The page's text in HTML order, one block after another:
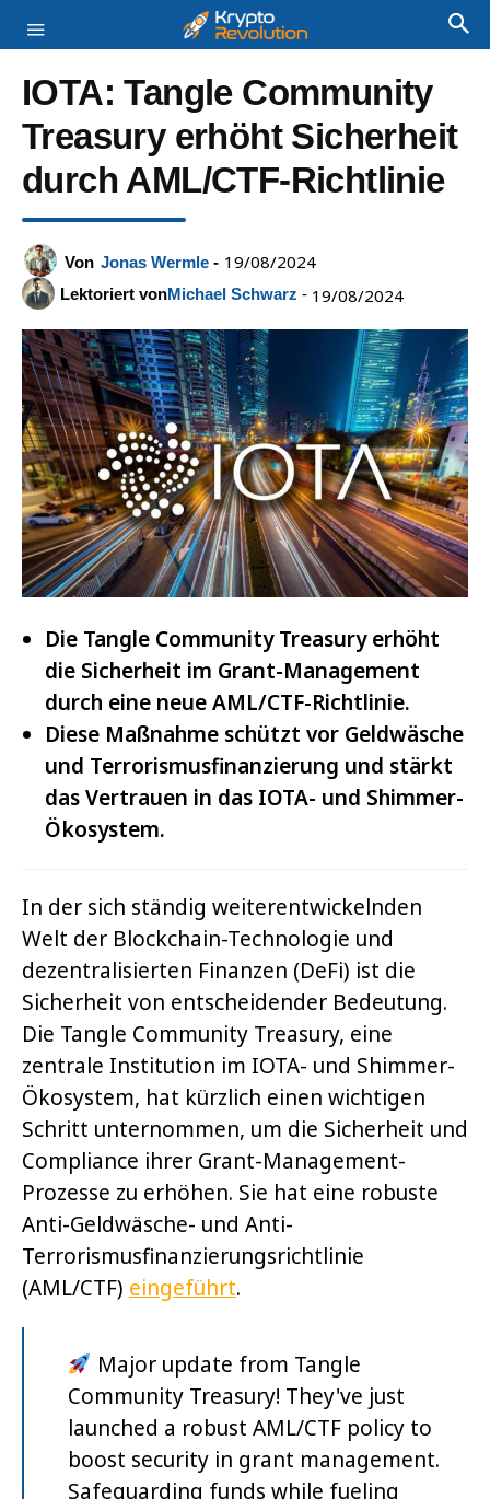
IOTA: Tangle Community
Treasury erhöht Sicherheit
durch AML/CTF-Richtlinie
Von Jonas Wermle - 19/08/2024
Lektoriert vonMichael Schwarz - 19/08/2024
Die Tangle Community Treasury erhöht
die Sicherheit im Grant-Management
durch eine neue AML/CTF-Richtlinie.
Diese Maßnahme schützt vor Geldwäsche
und Terrorismusfinanzierung und stärkt
das Vertrauen in das IOTA- und Shimmer-
Ökosystem.
In der sich ständig weiterentwickelnden
Welt der Blockchain-Technologie und
dezentralisierten Finanzen (DeFi) ist die
Sicherheit von entscheidender Bedeutung.
Die Tangle Community Treasury, eine
zentrale Institution im IOTA- und Shimmer-
Ökosystem, hat kürzlich einen wichtigen
Schritt unternommen, um die Sicherheit und
Compliance ihrer Grant-Management-
Prozesse zu erhöhen. Sie hat eine robuste
Anti-Geldwäsche- und Anti-
Terrorismusfinanzierungsrichtlinie
(AML/CTF) eingeführt.
Major update from Tangle
Community Treasury! They've just
launched a robust AML/CTF policy to
boost security in grant management.
Safeguarding funds while fueling